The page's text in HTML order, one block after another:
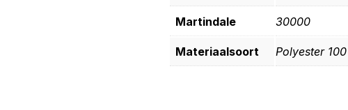
Martindale 30000
Materiaalsoort Polyester